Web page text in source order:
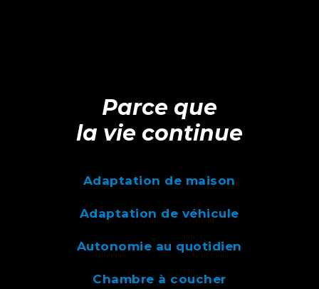
Parce que
la vie continue
Adaptation de maison
Adaptation de véhicule
Autonomie au quotidien
Chambre à coucher